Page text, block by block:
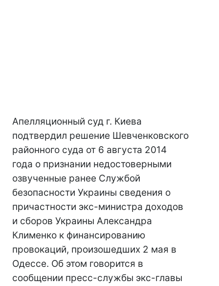
Апелляционный суд г. Киева
подтвердил решение Шевченковского
районного суда от 6 августа 2014
года о признании недостоверными
озвученные ранее Службой
безопасности Украины сведения о
причастности экс-министра доходов
и сборов Украины Александра
Клименко к финансированию
провокаций, произошедших 2 мая в
Одессе. Об этом говорится в
сообщении пресс-службы экс-главы